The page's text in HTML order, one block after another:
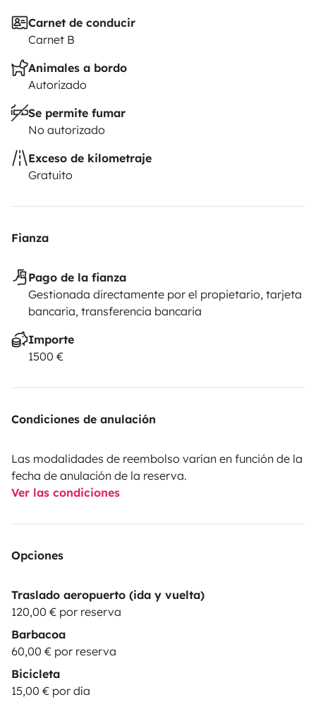
Carnet de conducir
Carnet B
Animales a bordo
Autorizado
Se permite fumar
No autorizado
Exceso de kilometraje
Gratuito
Fianza
Pago de la fianza
Gestionada directamente por el propietario, tarjeta
bancaria, transferencia bancaria
Importe
1500 €
Condiciones de anulación
Las modalidades de reembolso varían en función de la
fecha de anulación de la reserva.
Ver las condiciones
Opciones
Traslado aeropuerto (ida y vuelta)
120,00 € por reserva
Barbacoa
60,00 € por reserva
Bicicleta
15,00 € por día